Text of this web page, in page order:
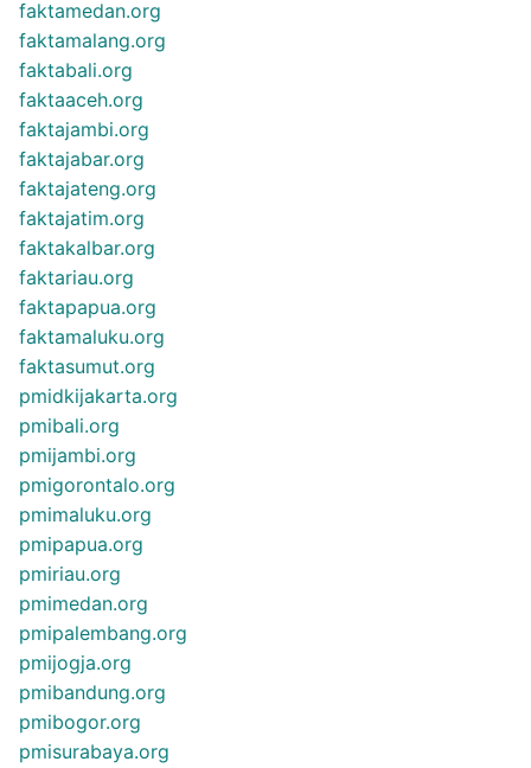
faktamedan.org
faktamalang.org
faktabali.org
faktaaceh.org
faktajambi.org
faktajabar.org
faktajateng.org
faktajatim.org
faktakalbar.org
faktariau.org
faktapapua.org
faktamaluku.org
faktasumut.org
pmidkijakarta.org
pmibali.org
pmijambi.org
pmigorontalo.org
pmimaluku.org
pmipapua.org
pmiriau.org
pmimedan.org
pmipalembang.org
pmijogja.org
pmibandung.org
pmibogor.org
pmisurabaya.org